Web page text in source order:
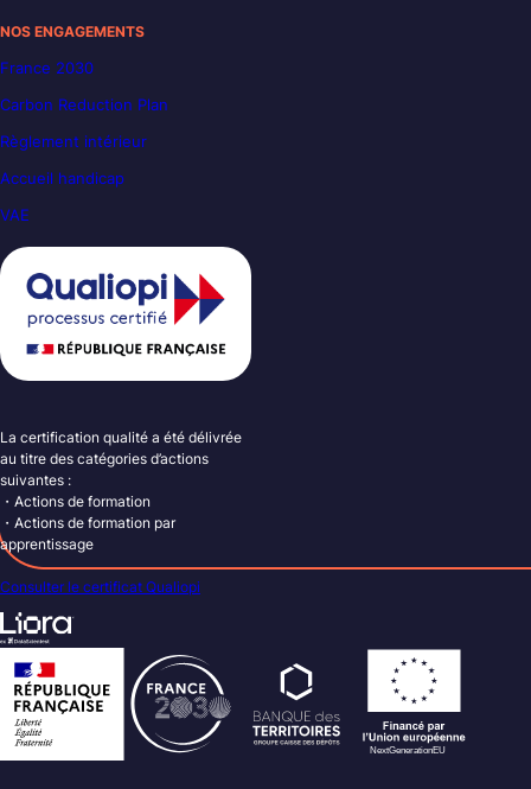
NOS ENGAGEMENTS
France 2030
Carbon Reduction Plan
Règlement intérieur
Accueil handicap
VAE
La certification qualité a été délivrée
au titre des catégories d’actions
suivantes :
・Actions de formation
・Actions de formation par
apprentissage
Consulter le certificat Qualiopi